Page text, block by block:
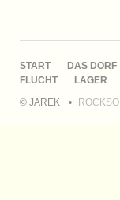
NAVIGATION
ÜBERSPRINGEN
START DAS DORF
FLUCHT
LAGER
© JAREK